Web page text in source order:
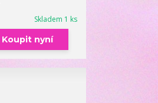
Skladem 1 ks
Koupit nyní